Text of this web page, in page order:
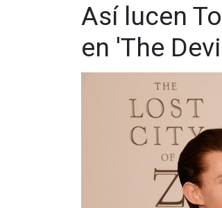
Así lucen
en 'The